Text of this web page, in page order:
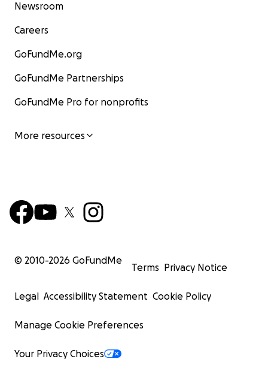
Newsroom
Careers
GoFundMe.org
GoFundMe Partnerships
GoFundMe Pro for nonprofits
More resources
© 2010-2026 GoFundMe
Terms Privacy Notice
Legal Accessibility Statement Cookie Policy
Manage Cookie Preferences
Your Privacy Choices